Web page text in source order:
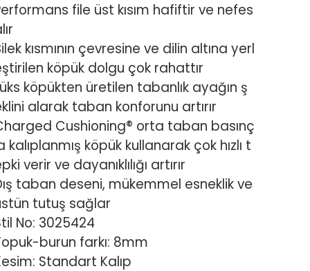
file üst kısım hafiftir ve nefes
kısmının çevresine ve dilin altına yerl
köpük dolgu çok rahattır
köpükten üretilen tabanlık ayağın ş
alarak taban konforunu artırır
Cushioning® orta taban basınç
kalıplanmış köpük kullanarak çok hızlı t
verir ve dayanıklılığı artırır
taban deseni, mükemmel esneklik ve
tutuş sağlar
No: 3025424
burun farkı: 8mm
Standart Kalıp